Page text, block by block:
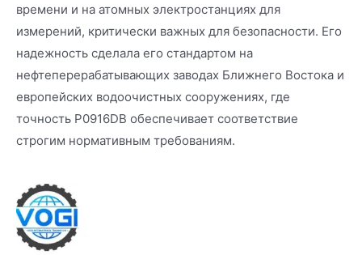
времени и на атомных электростанциях для
измерений, критически важных для безопасности. Его
надежность сделала его стандартом на
нефтеперерабатывающих заводах Ближнего Востока и
европейских водоочистных сооружениях, где
точность P0916DB обеспечивает соответствие
строгим нормативным требованиям.